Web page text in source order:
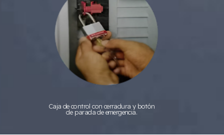
Caja de control con cerradura y botón
de parada de emergencia.